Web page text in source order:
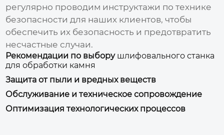
регулярно проводим инструктажи по технике
безопасности для наших клиентов, чтобы
обеспечить их безопасность и предотвратить
несчастные случаи.
Рекомендации по выбору шлифовального станка
для обработки камня
Защита от пыли и вредных веществ
Обслуживание и техническое сопровождение
Оптимизация технологических процессов